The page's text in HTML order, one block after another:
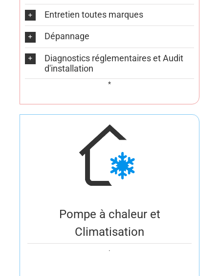
Entretien toutes marques
Dépannage
Diagnostics réglementaires et Audit
d'installation
*
Pompe à chaleur et
Climatisation
.